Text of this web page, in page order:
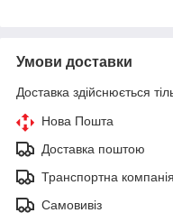
Умови доставки
Доставка здійснюється
Нова Пошта
Доставка поштою
Транспортна компанія
Самовивіз